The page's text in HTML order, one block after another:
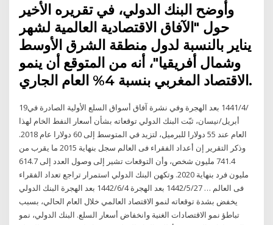
وأوضح البنك الدولي، في تقريره الأخير
حول "الآفاق الاقتصادية العالمية لشهر
يناير بالنسبة لدول منطقة الشرق الأوسط
وشمال أفريقيا"، أنه من المتوقع أن ينمو
الاقتصاد المغربي بنسبة 4% العام الجاري.
19‏‏/4‏‏/1441 بعد الهجرة وفي نشرة آفاق أسواق السلع الأولية الصادرة في
أبريل/نيسان، ثبّت البنك الدولي توقعاته بشأن أسعار النفط الخام لهذا
العام عند 55 دولارا للبرميل، لتزيد في المتوسط إلى 60 دولارا عام 2018.
وذكر التقرير إن أعداد الفقراء فى العالم سجل بنهاية 2015 ما يقرب من
741.4 مليون شخص، وأن التوقعات تشير إلى وصول العدد إلى 614.7
مليون فرد بنهاية 2020. وتكهن البنك الدولي استمرار تراجع تعداد الفقراء
فى العالم … 27‏‏/5‏‏/1442 بعد الهجرة 4‏‏/6‏‏/1442 بعد الهجرة البنك الدولي
يخفض بشدة توقعاته لنمو الاقتصاد العالمي خلال العام الحالي، بسبب
تباطؤ نمو الاقتصادات الغنية وانخفاض أسعار السلع. البنك الدولي، نمو